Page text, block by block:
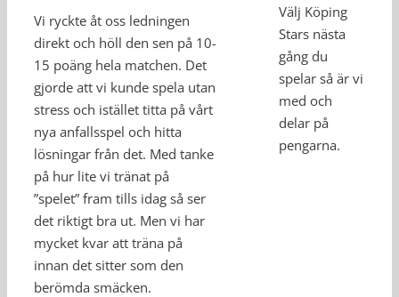
Vi ryckte åt oss ledningen
direkt och höll den sen på 10-
15 poäng hela matchen. Det
gjorde att vi kunde spela utan
stress och istället titta på vårt
nya anfallsspel och hitta
lösningar från det. Med tanke
på hur lite vi tränat på
”spelet” fram tills idag så ser
det riktigt bra ut. Men vi har
mycket kvar att träna på
innan det sitter som den
berömda smäcken.
Välj Köping
Stars nästa
gång du
spelar så är vi
med och
delar på
pengarna.